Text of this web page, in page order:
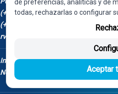
(+34) 948 34 04 98
(+34) 668 848 123
rv@valdizarbe.es
Instalación Fotovoltaica - Fondos
Next Generation
de preferencias, analíticas y de
todas, rechazarlas o configurar
Aceptar